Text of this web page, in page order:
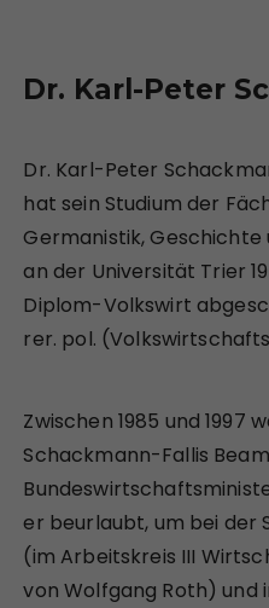
Dr. Karl-Peter
Dr. Karl-Peter
hat sein Studium der
Germanistik,
an der Universität Trier
Diplom-Volkswirt
rer. pol.
Zwischen 1985 und 1997
Schackmann-Fallis
er beurlaubt, um bei der
(im Arbeitskreis III
von Wolfgang Roth) und